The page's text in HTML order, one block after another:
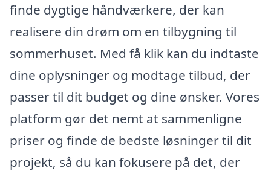
finde dygtige håndværkere, der kan
realisere din drøm om en tilbygning til
sommerhuset. Med få klik kan du indtaste
dine oplysninger og modtage tilbud, der
passer til dit budget og dine ønsker. Vores
platform gør det nemt at sammenligne
priser og finde de bedste løsninger til dit
projekt, så du kan fokusere på det, der